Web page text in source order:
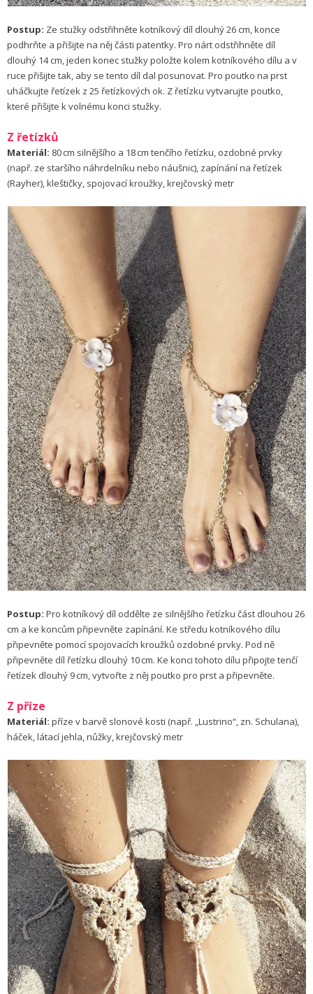
Postup: Ze stužky odstřihněte kotníkový díl dlouhý 26 cm, konce
podhrňte a přišijte na něj části patentky. Pro nárt odstřihněte díl
dlouhý 14 cm, jeden konec stužky položte kolem kotníkového dílu a v
ruce přišijte tak, aby se tento díl dal posunovat. Pro poutko na prst
uháčkujte řetízek z 25 řetízkových ok. Z řetízku vytvarujte poutko,
které přišijte k volnému konci stužky.
Z řetízků
Materiál: 80 cm silnějšího a 18 cm tenčího řetízku, ozdobné prvky
(např. ze staršího náhrdelníku nebo náušnic), zapínání na řetízek
(Rayher), kleštičky, spojovací kroužky, krejčovský metr
Postup: Pro kotníkový díl oddělte ze silnějšího řetízku část dlouhou 26
cm a ke koncům připevněte zapínání. Ke středu kotníkového dílu
připevněte pomocí spojovacích kroužků ozdobné prvky. Pod ně
připevněte díl řetízku dlouhý 10 cm. Ke konci tohoto dílu připojte tenčí
řetízek dlouhý 9 cm, vytvořte z něj poutko pro prst a připevněte.
Z příze
Materiál: příze v barvě slonové kosti (např. „Lustrino“, zn. Schulana),
háček, látací jehla, nůžky, krejčovský metr